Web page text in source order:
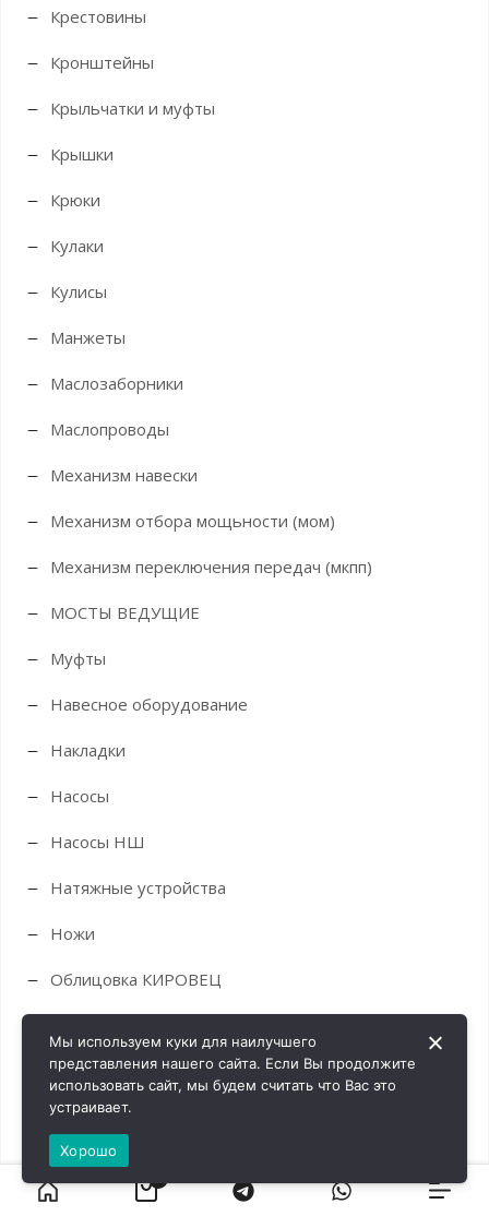
Крестовины
Кронштейны
Крыльчатки и муфты
Крышки
Крюки
Кулаки
Кулисы
Манжеты
Маслозаборники
Маслопроводы
Механизм навески
Механизм отбора мощьности (мом)
Механизм переключения передач (мкпп)
МОСТЫ ВЕДУЩИЕ
Муфты
Навесное оборудование
Накладки
Насосы
Насосы НШ
Натяжные устройства
Ножи
Облицовка КИРОВЕЦ
Обоймы
Опоры
Оси
Отопители
Мы используем куки для наилучшего
представления нашего сайта. Если Вы продолжите
использовать сайт, мы будем считать что Вас это
устраивает.
Хорошо